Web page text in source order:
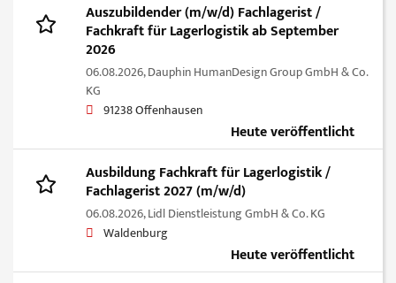
Auszubildender (m/w/d) Fachlagerist /
Fachkraft für Lagerlogistik ab September
2026
06.08.2026,Dauphin HumanDesign Group GmbH & Co.
KG
91238 Offenhausen
Heute veröffentlicht
Ausbildung Fachkraft für Lagerlogistik /
Fachlagerist 2027 (m/w/d)
06.08.2026,Lidl Dienstleistung GmbH & Co. KG
Waldenburg
Heute veröffentlicht